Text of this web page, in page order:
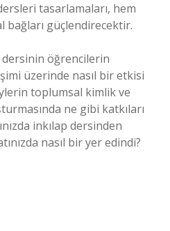
tasarlamaları, hem
bağları güçlendirecektir.
dersinin öğrencilerin
üzerinde nasıl bir etkisi
toplumsal kimlik ve
ne gibi katkıları
inkılap dersinden
nasıl bir yer edindi?